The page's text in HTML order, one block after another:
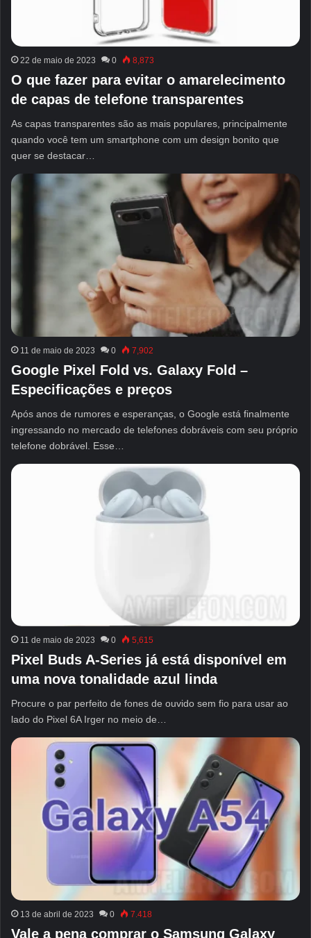
22 de maio de 2023 0 8,873
O que fazer para evitar o amarelecimento
de capas de telefone transparentes
As capas transparentes são as mais populares, principalmente
quando você tem um smartphone com um design bonito que
quer se destacar…
11 de maio de 2023 0 7,902
Google Pixel Fold vs. Galaxy Fold –
Especificações e preços
Após anos de rumores e esperanças, o Google está finalmente
ingressando no mercado de telefones dobráveis ​​com seu próprio
telefone dobrável. Esse…
11 de maio de 2023 0 5,615
Pixel Buds A-Series já está disponível em
uma nova tonalidade azul linda
Procure o par perfeito de fones de ouvido sem fio para usar ao
lado do Pixel 6A Irger no meio de…
13 de abril de 2023 0 7.418
Vale a pena comprar o Samsung Galaxy